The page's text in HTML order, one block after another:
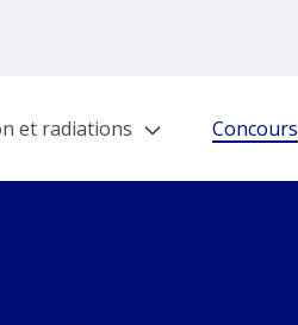
et radiations Concours